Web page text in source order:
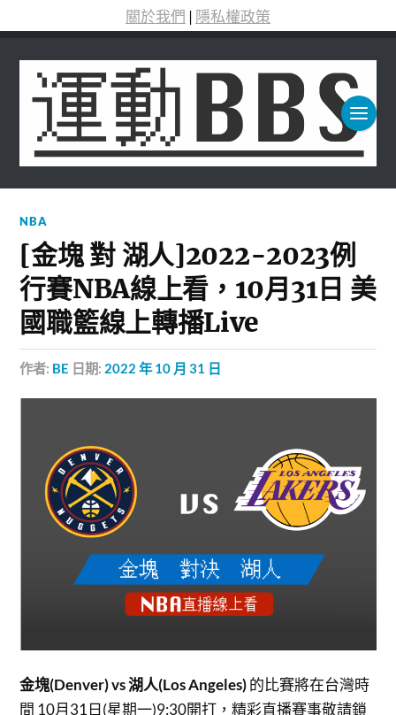
關於我們 | 隱私權政策
NBA
[金塊 對 湖人]2022-2023例
行賽NBA線上看，10月31日 美
國職籃線上轉播Live
作者: BE 日期: 2022 年 10 月 31 日
金塊(Denver) vs 湖人(Los Angeles)的比賽將在台灣時
間 10月31日(星期一)9:30開打，精彩直播賽事敬請鎖